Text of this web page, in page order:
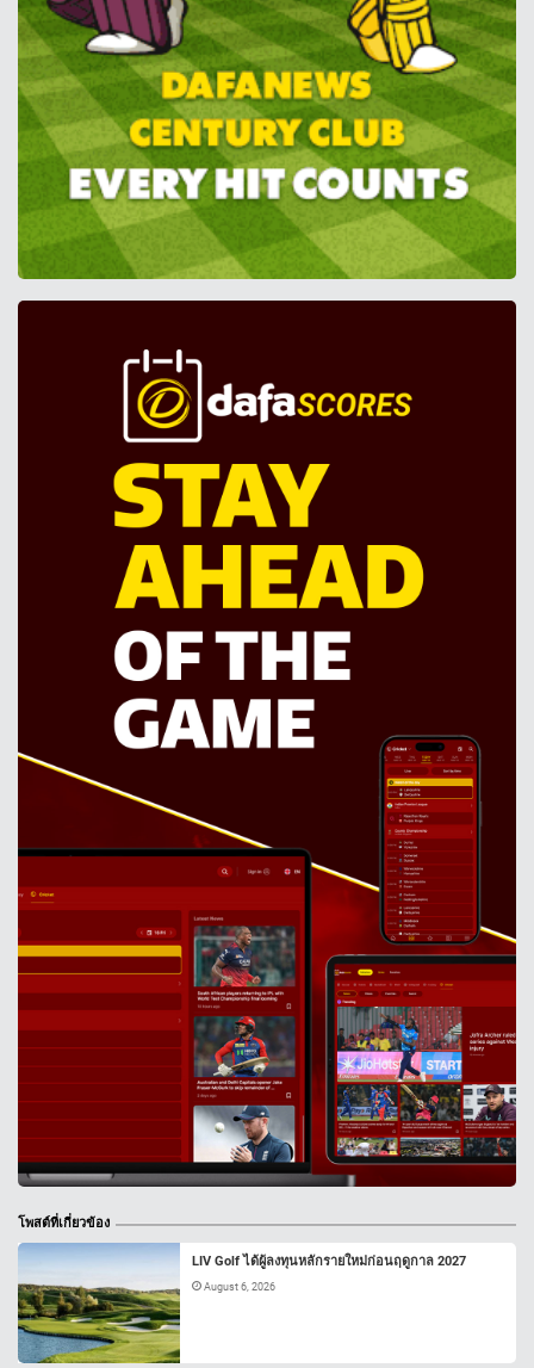
โพสต์ที่เกี่ยวข้อง
LIV Golf ได้ผู้ลงทุนหลักรายใหม่ก่อนฤดูกาล 2027
August 6, 2026